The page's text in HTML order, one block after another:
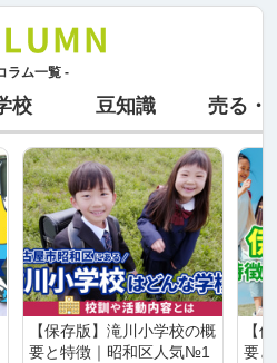
ラム一覧 -
校 豆知識 売る・
【保存版】滝川小学校の概
要と特徴｜昭和区人気№1
【
要